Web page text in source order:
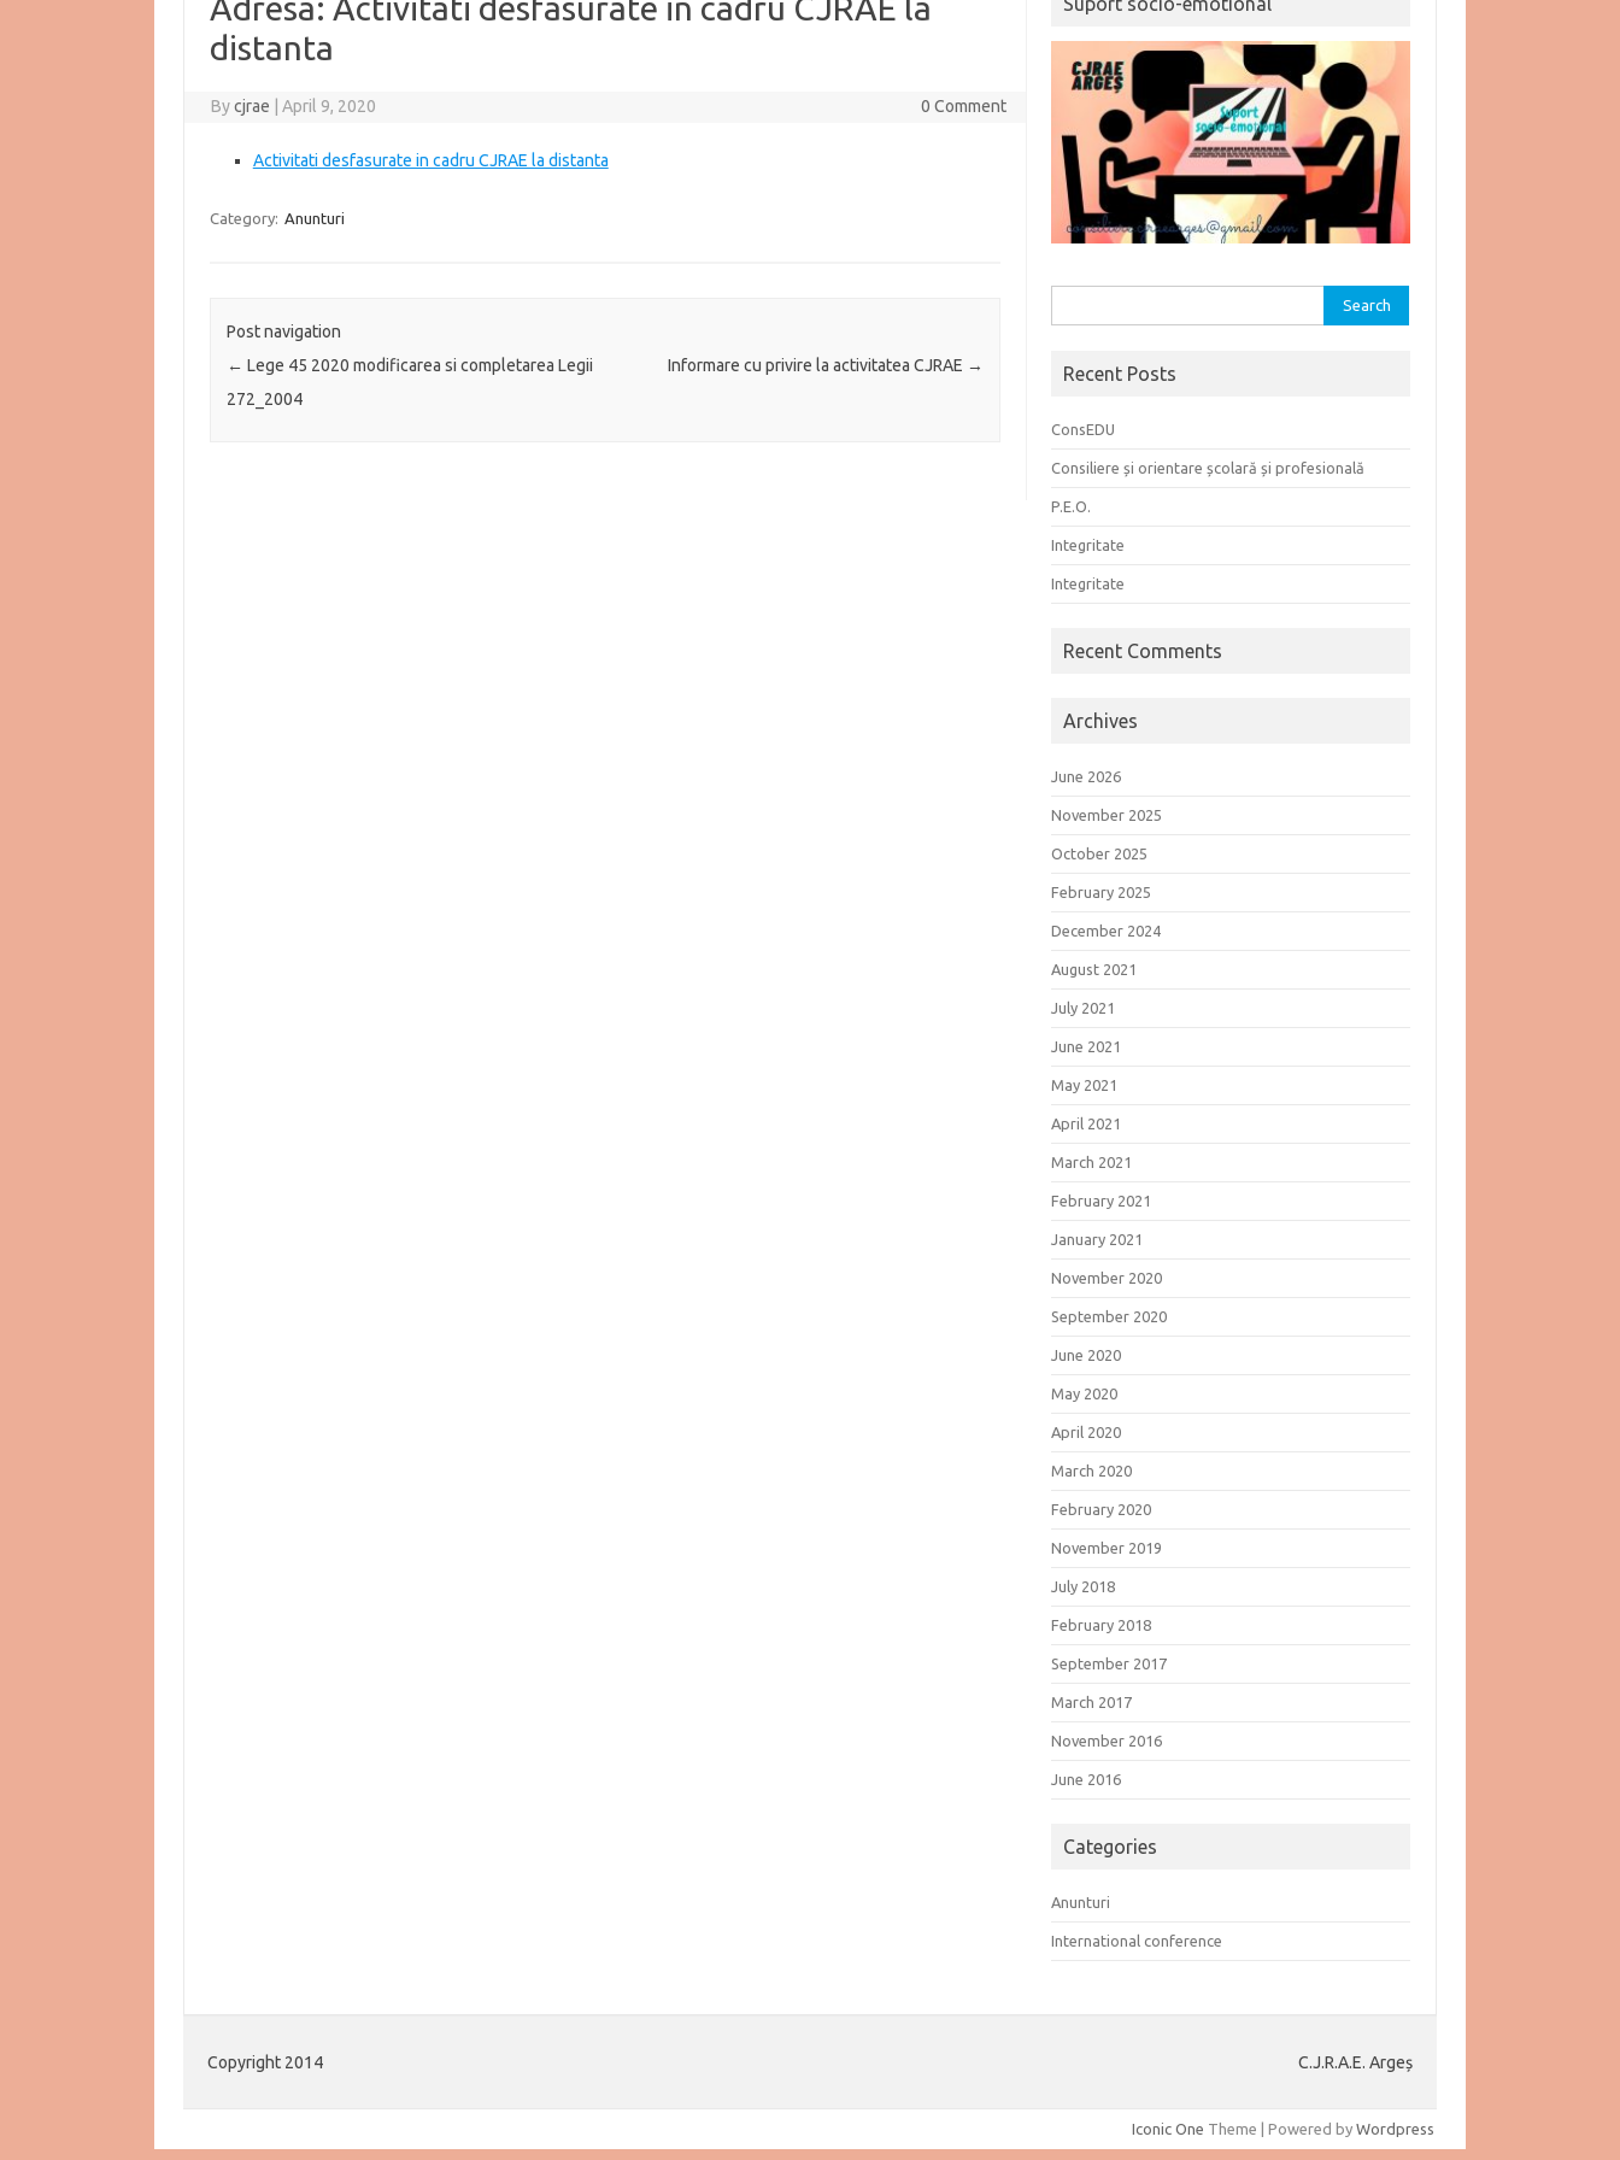
Adresa: Activitati desfasurate in cadru CJRAE la
distanta
Bycjrae April 9, 2020 0 Comment
Activitati desfasurate in cadru CJRAE la distanta
Category: Anunturi
Post navigation
← Lege 45 2020 modificarea si completarea Legii
272_2004
Informare cu privire la activitatea CJRAE →
for:
Recent Posts
ConsEDU
Consiliere și orientare școlară și profesională
P.E.O.
Integritate
Integritate
Recent Comments
Archives
June 2026
November 2025
October 2025
February 2025
December 2024
August 2021
July 2021
June 2021
May 2021
April 2021
March 2021
February 2021
January 2021
November 2020
September 2020
June 2020
May 2020
April 2020
March 2020
February 2020
November 2019
July 2018
February 2018
September 2017
March 2017
November 2016
June 2016
Categories
Anunturi
International conference
Copyright 2014 C.J.R.A.E. Argeș
Iconic One Theme | Powered by Wordpress